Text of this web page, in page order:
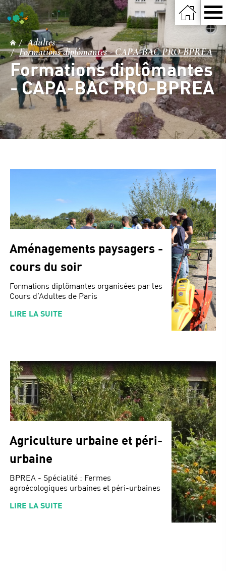
Adultes
Formations diplômantes - CAPA-BAC PRO-BPREA
Formations diplômantes
- CAPA-BAC PRO-BPREA
Aménagements paysagers -
cours du soir
Formations diplômantes organisées par les
Cours d’Adultes de Paris
LIRE LA SUITE
Agriculture urbaine et péri-
urbaine
BPREA - Spécialité : Fermes
agroécologiques urbaines et péri-urbaines
LIRE LA SUITE